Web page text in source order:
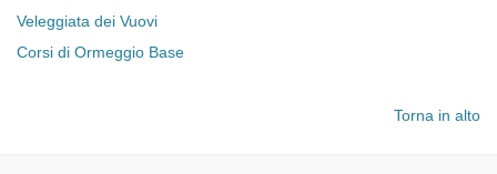
Veleggiata dei Vuovi
Corsi di Ormeggio Base
Torna in alto